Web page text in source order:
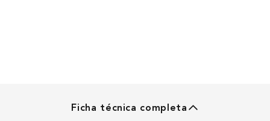
Ficha técnica completa